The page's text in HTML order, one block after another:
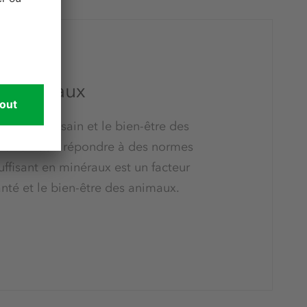
animaux
sain et le bien-être des
doit répondre à des normes
en minéraux est un facteur
et le bien-être des animaux.